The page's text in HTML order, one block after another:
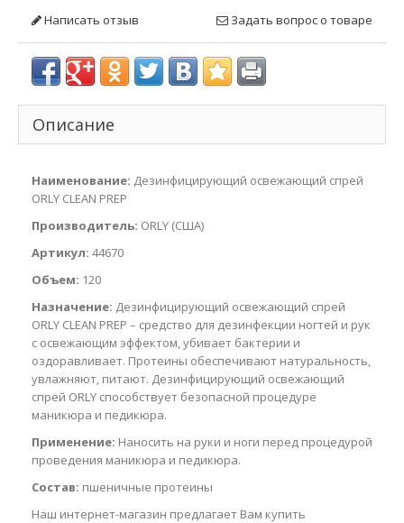
Написать отзыв Задать вопрос о товаре
Описание
Наименование: Дезинфицирующий освежающий спрей
ORLY CLEAN PREP
Производитель: ORLY (США)
Артикул: 44670
Объем: 120
Назначение: Дезинфицирующий освежающий спрей
ORLY CLEAN PREP – средство для дезинфекции ногтей и рук
с освежающим эффектом, убивает бактерии и
оздоравливает. Протеины обеспечивают натуральность,
увлажняют, питают. Дезинфицирующий освежающий
спрей ORLY способствует безопасной процедуре
маникюра и педикюра.
Применение: Наносить на руки и ноги перед процедурой
проведения маникюра и педикюра.
Состав: пшеничные протеины
Наш интернет-магазин предлагает Вам купить